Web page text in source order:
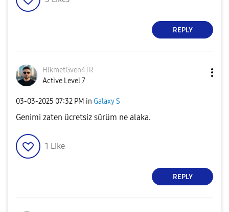
REPLY
HikmetGven4TR
Active Level 7
‎03-03-2025 07:32 PM in Galaxy S
Genimi zaten ücretsiz sürüm ne alaka.
1 Like
REPLY